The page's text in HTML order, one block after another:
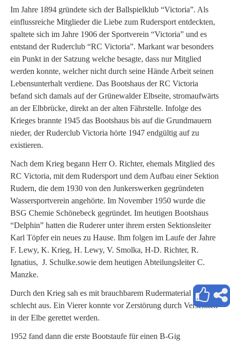
Im Jahre 1894 gründete sich der Ballspielklub “Victoria”. Als
einflussreiche Mitglieder die Liebe zum Rudersport entdeckten,
spaltete sich im Jahre 1906 der Sportverein “Victoria” und es
entstand der Ruderclub “RC Victoria”. Markant war besonders
ein Punkt in der Satzung welche besagte, dass nur Mitglied
werden konnte, welcher nicht durch seine Hände Arbeit seinen
Lebensunterhalt verdiene. Das Bootshaus der RC Victoria
befand sich damals auf der Grünewalder Elbseite, stromaufwärts
an der Elbbrücke, direkt an der alten Fährstelle. Infolge des
Krieges brannte 1945 das Bootshaus bis auf die Grundmauern
nieder, der Ruderclub Victoria hörte 1947 endgültig auf zu
existieren.
Nach dem Krieg begann Herr O. Richter, ehemals Mitglied des
RC Victoria, mit dem Rudersport und dem Aufbau einer Sektion
Rudern, die dem 1930 von den Junkerswerken gegründeten
Wassersportverein angehörte. Im November 1950 wurde die
BSG Chemie Schönebeck gegründet. Im heutigen Bootshaus
“Delphin” hatten die Ruderer unter ihrem ersten Sektionsleiter
Karl Töpfer ein neues zu Hause. Ihm folgen im Laufe der Jahre
F. Lewy, K. Krieg, H. Lewy, V. Smolka, H-D. Richter, R.
Ignatius, J. Schulke.sowie dem heutigen Abteilungsleiter C.
Manzke.
Durch den Krieg sah es mit brauchbarem Rudermaterial sehr
schlecht aus. Ein Vierer konnte vor Zerstörung durch Versenken
in der Elbe gerettet werden.
1952 fand dann die erste Bootstaufe für einen B-Gig